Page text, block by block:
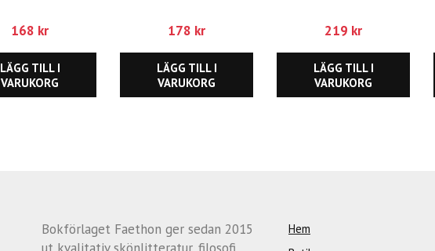
168 kr
LÄGG TILL I
VARUKORG
178 kr
LÄGG TILL I
VARUKORG
219 kr
LÄGG TILL I
VARUKORG
Bokförlaget Faethon ger sedan 2015
Hem